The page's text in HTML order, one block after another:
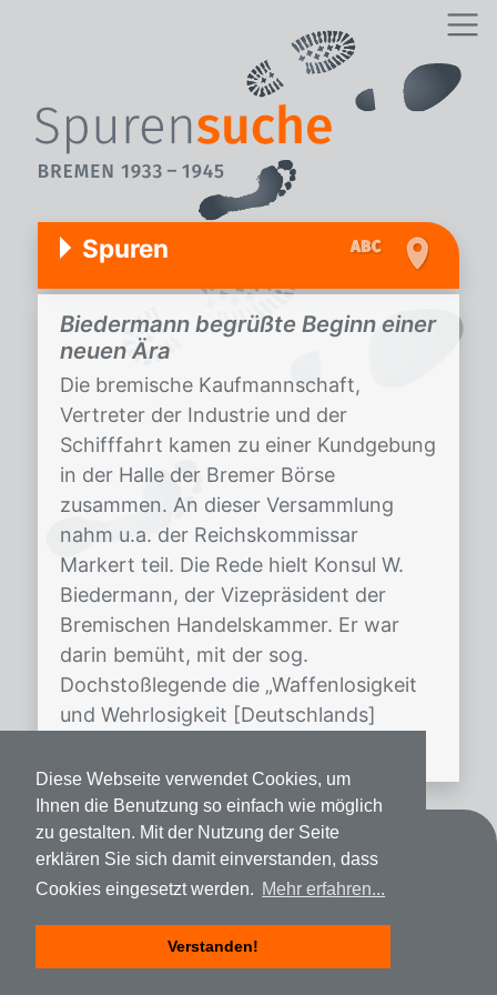
Diese Webseite verwendet Cookies, um
Ihnen die Benutzung so einfach wie möglich
zu gestalten. Mit der Nutzung der Seite
erklären Sie sich damit einverstanden, dass
Cookies eingesetzt werden. Mehr erfahren...
Verstanden!
Spuren
Biedermann begrüßte Beginn einer
neuen Ära
Die bremische Kaufmannschaft,
Vertreter der Industrie und der
Schifffahrt kamen zu einer Kundgebung
in der Halle der Bremer Börse
zusammen. An dieser Versammlung
nahm u.a. der Reichskommissar
Markert teil. Die Rede hielt Konsul W.
Biedermann, der Vizepräsident der
Bremischen Handelskammer. Er war
darin bemüht, mit der sog.
Dochstoßlegende die „Waffenlosigkeit
und Wehrlosigkeit [Deutschlands]
Kontakt
Datenschutz